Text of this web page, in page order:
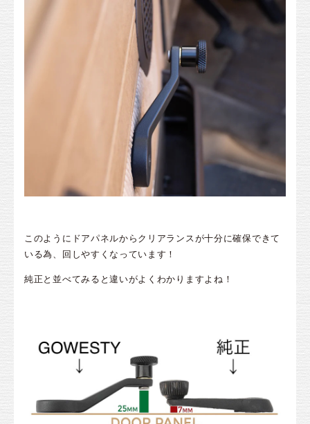
このようにドアパネルからクリアランスが十分に確保できて
いる為、回しやすくなっています！
純正と並べてみると違いがよくわかりますよね！